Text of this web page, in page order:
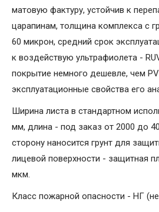
матовую фактуру, устойчив к
царапинам, толщина комплекса с
60 микрон, средний срок
к воздействую ультрафиолета -
покрытие немного дешевле, чем
эксплуатационные свойства его
Ширина листа в стандартном
мм, длина - под заказ от 2000 до
сторону наносится грунт для
лицевой поверхности - защитная
мкм.
Класс пожарной опасности - НГ